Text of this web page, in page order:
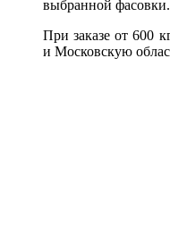
выбранной фасовки.
При заказе от 600
и Московскую